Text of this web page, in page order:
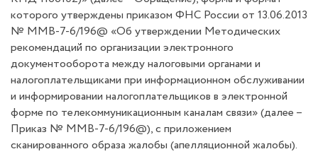
которого утверждены приказом ФНС России от 13.06.2013
№ ММВ-7-6/196@ «Об утверждении Методических
рекомендаций по организации электронного
документооборота между налоговыми органами и
налогоплательщиками при информационном обслуживании
и информировании налогоплательщиков в электронной
форме по телекоммуникационным каналам связи» (далее –
Приказ № ММВ-7-6/196@), с приложением
сканированного образа жалобы (апелляционной жалобы).